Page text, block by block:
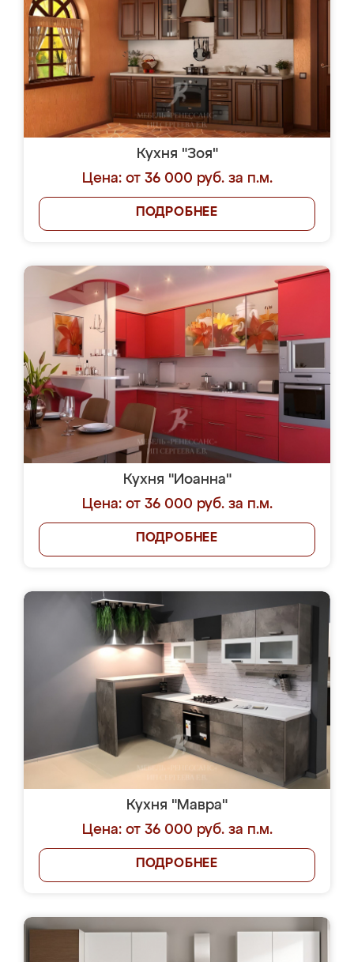
Кухня "Зоя"
Цена: от 36 000 руб. за п.м.
ПОДРОБНЕЕ
Кухня "Иоанна"
Цена: от 36 000 руб. за п.м.
ПОДРОБНЕЕ
Кухня "Мавра"
Цена: от 36 000 руб. за п.м.
ПОДРОБНЕЕ